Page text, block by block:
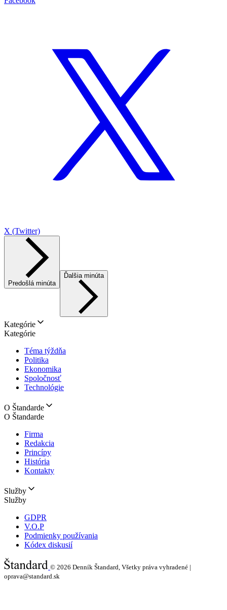
X (Twitter)
Predošlá minúta
Ďalšia minúta
Kategórie
Kategórie
Téma týždňa
Politika
Ekonomika
Spoločnosť
Technológie
O Štandarde
O Štandarde
Firma
Redakcia
Princípy
História
Kontakty
Služby
Služby
GDPR
V.O.P
Podmienky používania
Kódex diskusií
© 2026 Denník Štandard, Všetky práva vyhradené |
oprava@standard.sk